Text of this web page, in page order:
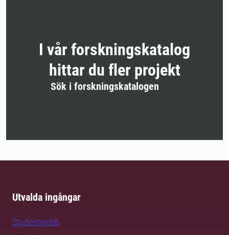
I vår forskningskatalog
hittar du fler projekt
Sök i forskningskatalogen
Utvalda ingångar
Studentwebb